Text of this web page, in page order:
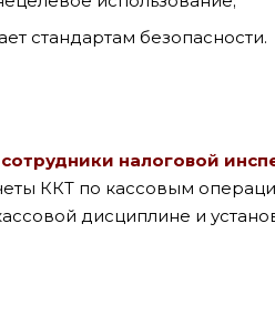
стандартам безопасности.
налоговой
ККТ по кассовым
дисциплине и